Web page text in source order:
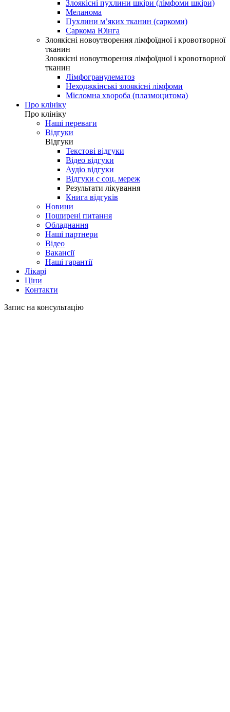
Злоякісні пухлини шкіри (лімфоми шкіри)
Меланома
Пухлини м’яких тканин (саркоми)
Саркома Юінга
Злоякісні новоутворення лімфоїдної і кровотворної
тканин
Злоякісні новоутворення лімфоїдної і кровотворної
тканин
Лімфогранулематоз
Неходжкінські злоякісні лімфоми
Мієломна хвороба (плазмоцитома)
Про клініку
Про клініку
Наші переваги
Відгуки
Відгуки
Текстові відгуки
Відео відгуки
Аудіо відгуки
Відгуки с соц. мереж
Результати лікування
Книга відгуків
Новини
Поширені питання
Обладнання
Наші партнери
Відео
Вакансії
Наші гарантії
Лікарі
Ціни
Контакти
Запис на консультацію